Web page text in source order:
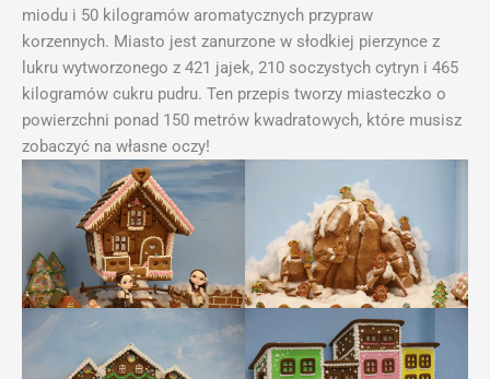
miodu i 50 kilogramów aromatycznych przypraw
korzennych. Miasto jest zanurzone w słodkiej pierzynce z
lukru wytworzonego z 421 jajek, 210 soczystych cytryn i 465
kilogramów cukru pudru. Ten przepis tworzy miasteczko o
powierzchni ponad 150 metrów kwadratowych, które musisz
zobaczyć na własne oczy!